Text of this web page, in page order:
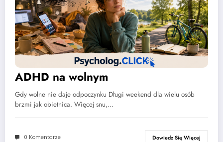
ADHD na wolnym
Gdy wolne nie daje odpoczynku Długi weekend dla wielu osób
brzmi jak obietnica. Więcej snu,…
0 Komentarze Dowiedz Się Więcej